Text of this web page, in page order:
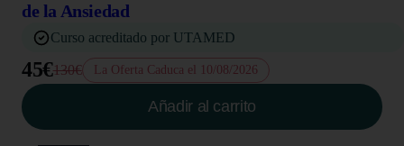
de la Ansiedad
Curso acreditado por UTAMED
45€130€ La Oferta Caduca el 10/08/2026
Añadir al carrito